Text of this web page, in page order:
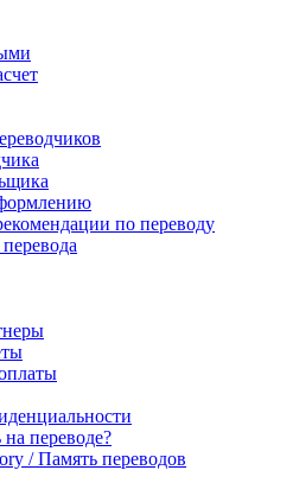
по переводу
переводе?
/ Память переводов